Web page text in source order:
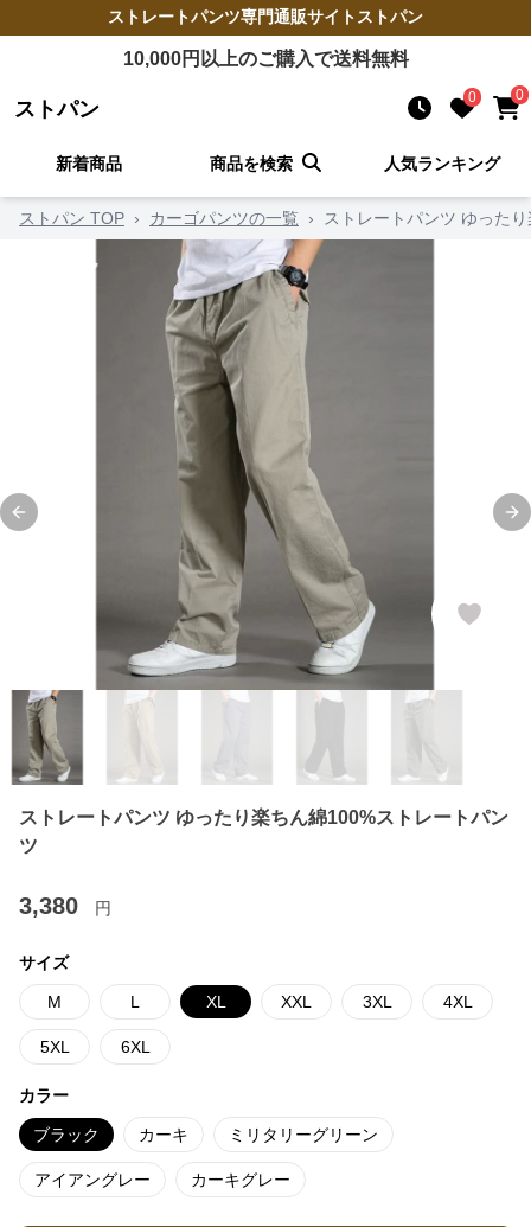
ストレートパンツ専門通販サイト ストパン
10,000円以上のご購入で送料無料
ストパン 0 0
新着商品 商品を検索 人気ランキング
ストパン TOP › カーゴパンツの一覧 › ストレートパンツ ゆった
Previous slide
ストレートパンツ ゆったり楽ちん綿100%ストレートパン
ツ
3,380 円
サイズ
M L XL XXL 3XL 4XL
5XL 6XL
カラー
ブラック カーキ ミリタリーグリーン
アイアングレー カーキグレー